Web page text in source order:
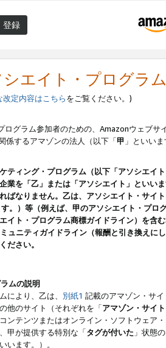
登録
エイト・プログラ
改定内容はこちらをご覧ください。)
ログラム参加者のための、Amazonウェブサ
係するアマゾンの法人（以下「甲 」といい
ティング・プログラム（以下「アソシエイ
業を「乙」または「アソシエイト」とい
ばなりません。乙は、アソシエイト・サイ
す。）等（例えば、甲のアソシエイト・プ
イト・プログラム商標ガイドライン）を
ュニティガイドライン（報酬と引き換えに
ださい。
ムの説明
により、乙は、 別紙1 記載のアマゾン・サ
他のサイト（それぞれを「アマゾン・サイト
ンテンツまたはオンライン・ソフトウェア
甲が提供する特別な「タグが付いた 」状態
います。）。